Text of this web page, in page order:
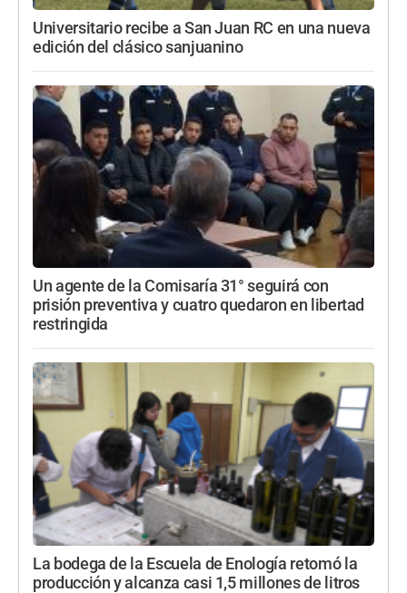
Universitario recibe a San Juan RC en una nueva
edición del clásico sanjuanino
Un agente de la Comisaría 31° seguirá con
prisión preventiva y cuatro quedaron en libertad
restringida
La bodega de la Escuela de Enología retomó la
producción y alcanza casi 1,5 millones de litros